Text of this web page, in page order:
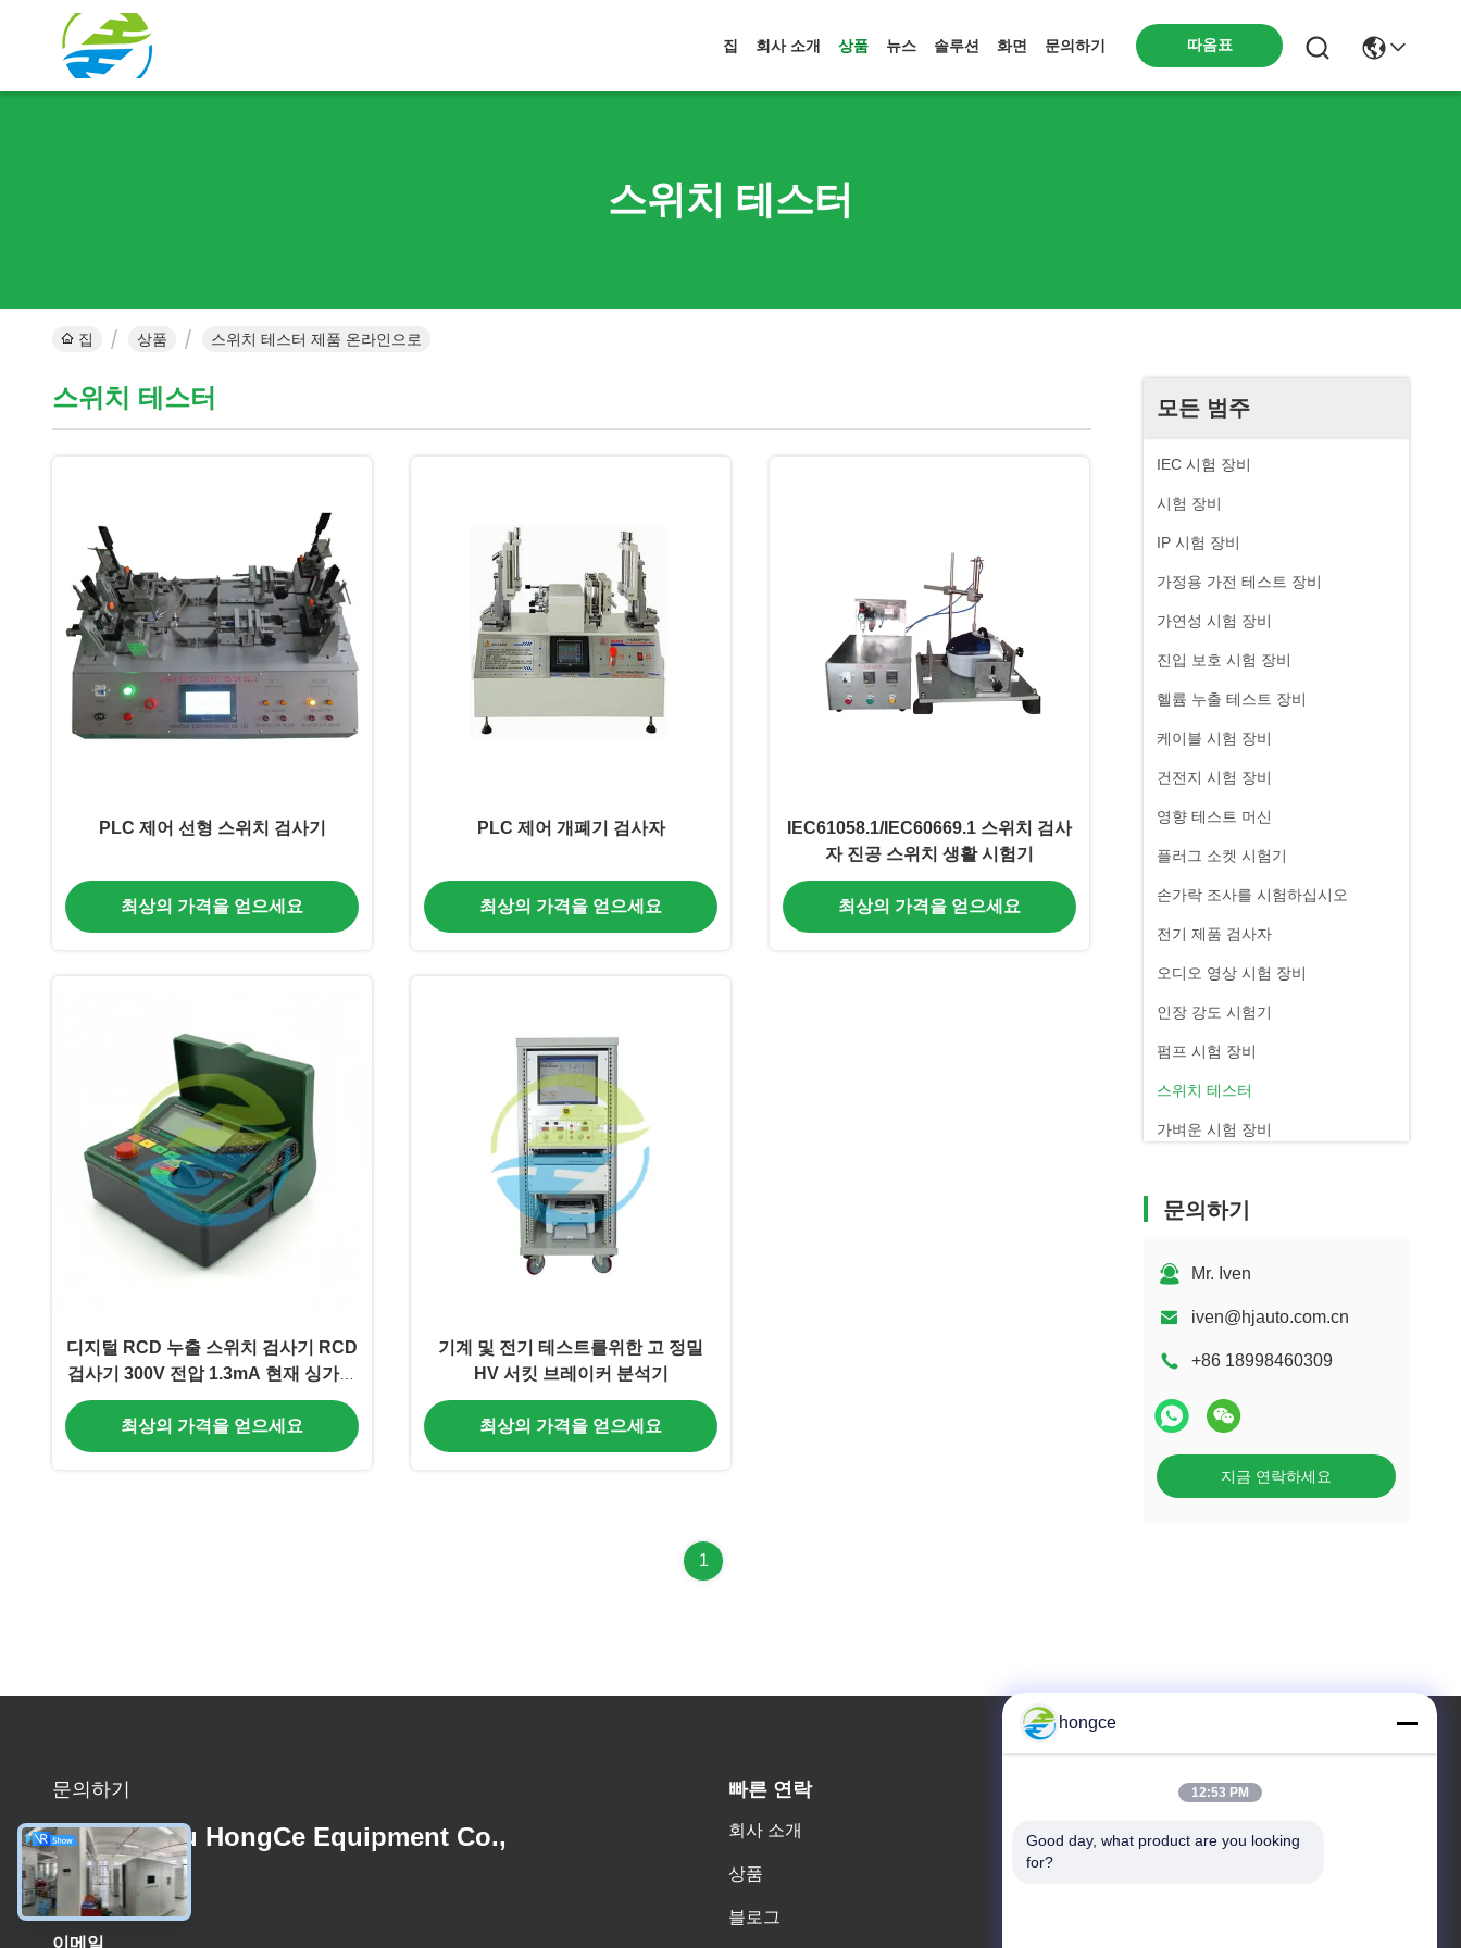
집 회사 소개 상품 뉴스 솔루션 화면 문의하기 따옴표
스위치 테스터
집 상품 스위치 테스터 제품 온라인으로
모든 범주
IEC 시험 장비
시험 장비
IP 시험 장비
가정용 가전 테스트 장비
가연성 시험 장비
진입 보호 시험 장비
헬륨 누출 테스트 장비
케이블 시험 장비
건전지 시험 장비
영향 테스트 머신
플러그 소켓 시험기
손가락 조사를 시험하십시오
전기 제품 검사자
오디오 영상 시험 장비
인장 강도 시험기
펌프 시험 장비
스위치 테스터
가벼운 시험 장비
장치 성능 검사 실험실
릴레이 테스트 벤치
문의하기
Mr. Iven
iven@hjauto.com.cn
+86 18998460309
지금 연락하세요
스위치 테스터
PLC 제어 선형 스위치 검사기
최상의 가격을 얻으세요
PLC 제어 개폐기 검사자
최상의 가격을 얻으세요
IEC61058.1/IEC60669.1 스위치 검사
자 진공 스위치 생활 시험기
최상의 가격을 얻으세요
디지털 RCD 누출 스위치 검사기 RCD
검사기 300V 전압 1.3mA 현재 싱가포
르
최상의 가격을 얻으세요
기계 및 전기 테스트를위한 고 정밀
HV 서킷 브레이커 분석기
최상의 가격을 얻으세요
1
문의하기
Guangzhou HongCe Equipment Co.,
Ltd.
이메일
빠른 연락
회사 소개
상품
블로그
제6-39번지, 야오구 농장, 시비 3번지, 시비 거리, 판
hongce
12:53 PM
Good day, what product are you looking
for?